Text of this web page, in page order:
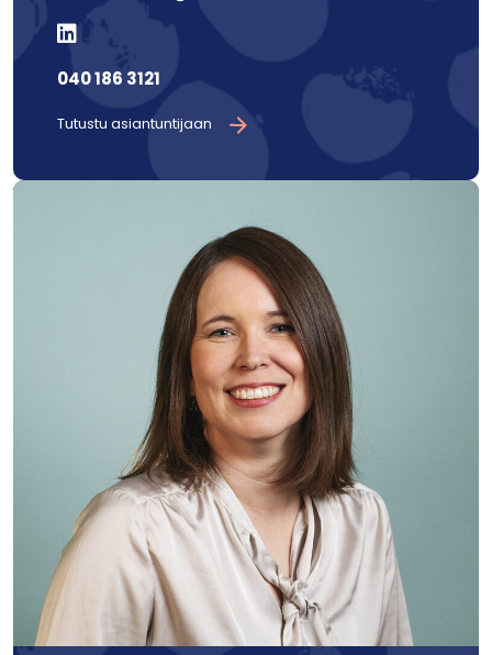
040 186 3121
Tutustu asiantuntijaan